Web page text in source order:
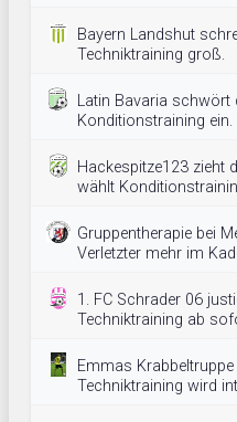
Bayern Landshut
Techniktraining groß.
Latin Bavaria schwört
Konditionstraining ein.
Hackespitze123 zieht
wählt
Gruppentherapie bei
Verletzter mehr im
1. FC Schrader 06
Techniktraining ab
Emmas
Techniktraining wird